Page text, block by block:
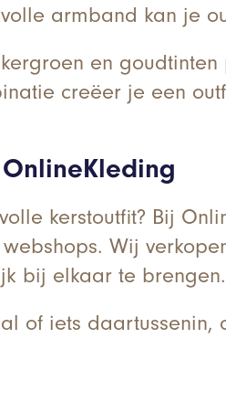
armband kan je
en
creëer je een
kerstoutfit? Bij
Wij
bij elkaar te brengen.
of iets